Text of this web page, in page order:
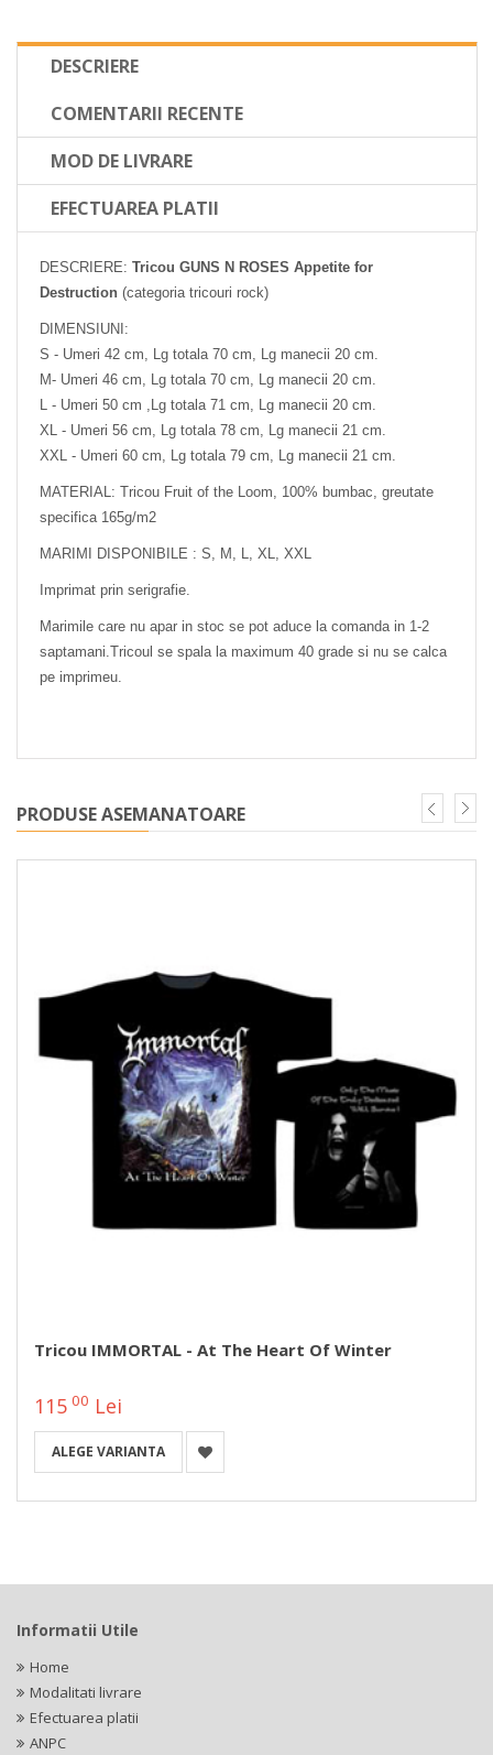
DESCRIERE
COMENTARII RECENTE
MOD DE LIVRARE
EFECTUAREA PLATII
DESCRIERE: Tricou GUNS N ROSES Appetite for
Destruction (categoria tricouri rock)
DIMENSIUNI:
S - Umeri 42 cm, Lg totala 70 cm, Lg manecii 20 cm.
M- Umeri 46 cm, Lg totala 70 cm, Lg manecii 20 cm.
L - Umeri 50 cm ,Lg totala 71 cm, Lg manecii 20 cm.
XL - Umeri 56 cm, Lg totala 78 cm, Lg manecii 21 cm.
XXL - Umeri 60 cm, Lg totala 79 cm, Lg manecii 21 cm.
MATERIAL: Tricou Fruit of the Loom, 100% bumbac, greutate
specifica 165g/m2
MARIMI DISPONIBILE : S, M, L, XL, XXL
Imprimat prin serigrafie.
Marimile care nu apar in stoc se pot aduce la comanda in 1-2
saptamani.Tricoul se spala la maximum 40 grade si nu se calca
pe imprimeu.
PRODUSE ASEMANATOARE
Tricou IMMORTAL - At The Heart Of Winter
115 00 Lei
ALEGE VARIANTA
Informatii Utile
Home
Modalitati livrare
Efectuarea platii
ANPC